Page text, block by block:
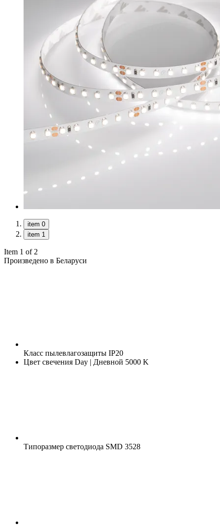
item 0
item 1
Item 1 of 2
Произведено в Беларуси
Класс пылевлагозащиты IP20
Цвет свечения Day | Дневной 5000 K
Типоразмер светодиода SMD 3528